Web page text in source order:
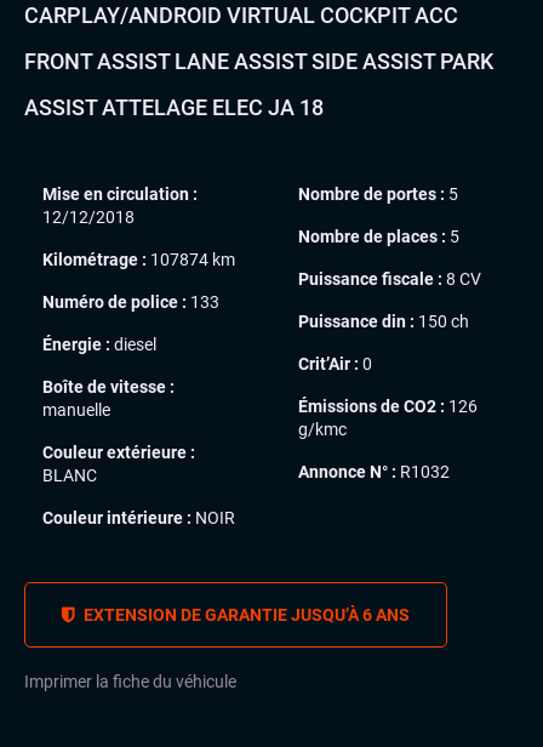
CARPLAY/ANDROID VIRTUAL COCKPIT ACC
FRONT ASSIST LANE ASSIST SIDE ASSIST PARK
ASSIST ATTELAGE ELEC JA 18
Mise en circulation :
12/12/2018
Kilométrage : 107874 km
Numéro de police : 133
Énergie : diesel
Boîte de vitesse :
manuelle
Couleur extérieure :
BLANC
Couleur intérieure : NOIR
Nombre de portes : 5
Nombre de places : 5
Puissance fiscale : 8 CV
Puissance din : 150 ch
Crit’Air : 0
Émissions de CO2 : 126
g/kmc
Annonce N° : R1032
EXTENSION DE GARANTIE JUSQU’À 6 ANS
Imprimer la fiche du véhicule